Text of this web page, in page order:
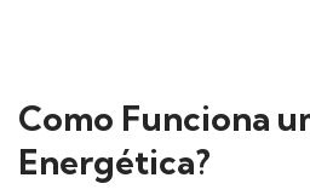
Como Funciona
Energética?